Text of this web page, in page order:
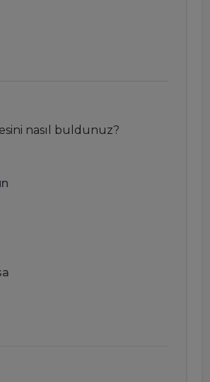
nasıl buldunuz?